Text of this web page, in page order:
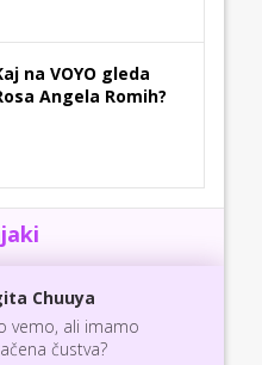
na VOYO gleda
Angela Romih?
Chuuya
vemo, ali imamo
čustva?